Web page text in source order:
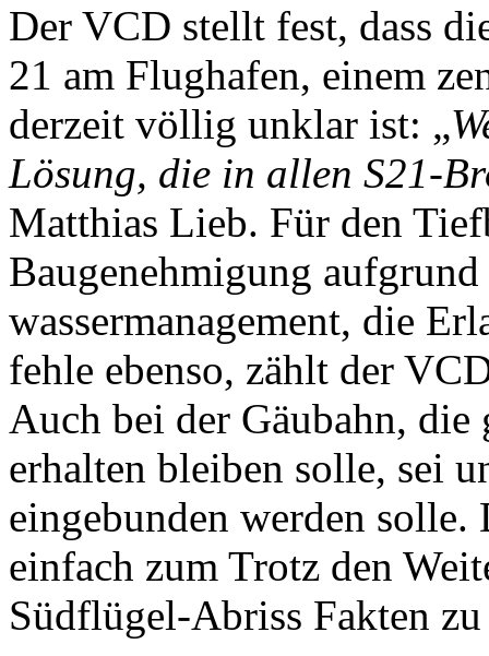
Der VCD stellt fest, dass
21 am Flughafen, einem
derzeit völlig unklar ist: „
Lösung, die in allen S21-
Matthias Lieb. Für den
Baugenehmigung
wasser­management, die
fehle ebenso, zählt der
Auch bei der Gäu­bahn, die
erhalten bleiben solle, sei
ein­ge­bunden werden
einfach zum Trotz den
Südflügel-Abriss Fakten